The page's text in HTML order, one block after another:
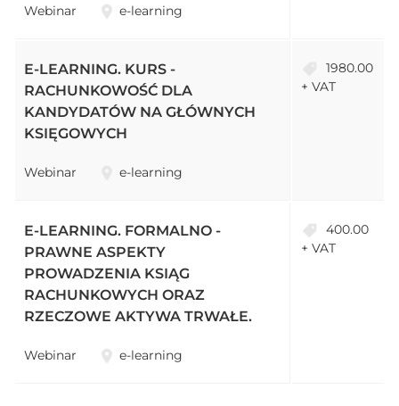
Webinar e-learning
E-LEARNING. KURS -
RACHUNKOWOŚĆ DLA
KANDYDATÓW NA GŁÓWNYCH
KSIĘGOWYCH
Webinar e-learning
1980.00
+ VAT
E-LEARNING. FORMALNO -
PRAWNE ASPEKTY
PROWADZENIA KSIĄG
RACHUNKOWYCH ORAZ
RZECZOWE AKTYWA TRWAŁE.
Webinar e-learning
400.00
+ VAT